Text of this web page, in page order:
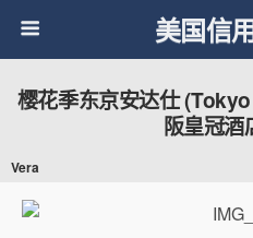
美国信
樱花季东京安达仕
阪皇冠酒
Vera